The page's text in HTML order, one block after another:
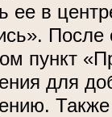
ее в
После
пункт
для
Также